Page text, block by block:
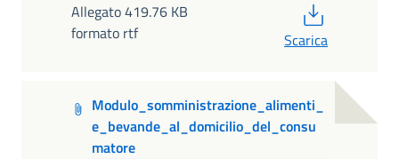
Allegato 419.76 KB
formato rtf
Scarica
Modulo_somministrazione_alimenti_
e_bevande_al_domicilio_del_consu
matore